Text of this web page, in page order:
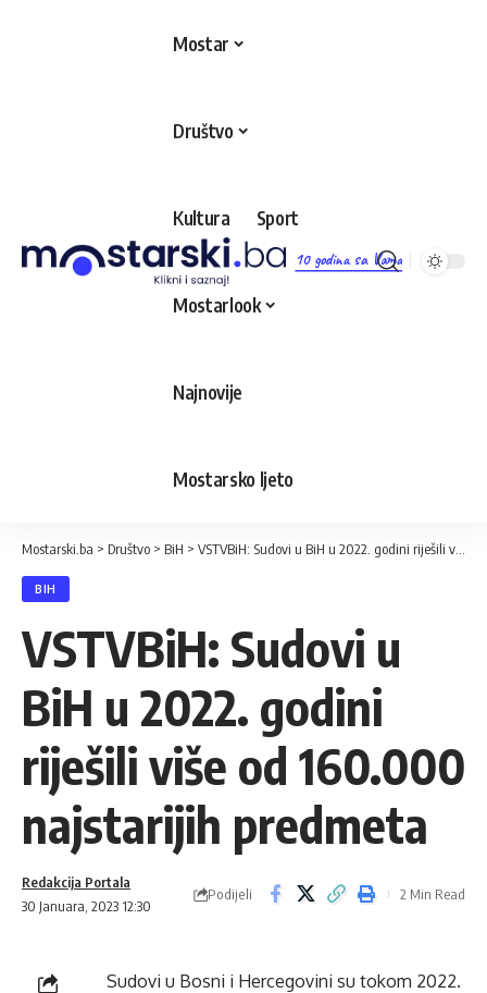
10 godina sa Vama
Mostar
Društvo
Kultura Sport
Mostarlook
Najnovije
Mostarsko ljeto
Mostarski.ba > Društvo > BiH > VSTVBiH: Sudovi u BiH u 2022. godini riješili više od 160.000 najstarijih predmeta
BIH
VSTVBiH: Sudovi u
BiH u 2022. godini
riješili više od 160.000
najstarijih predmeta
30 Januara, 2023 12:30
Redakcija Portala
Podijeli 2 Min Read
Sudovi u Bosni i Hercegovini su tokom 2022.